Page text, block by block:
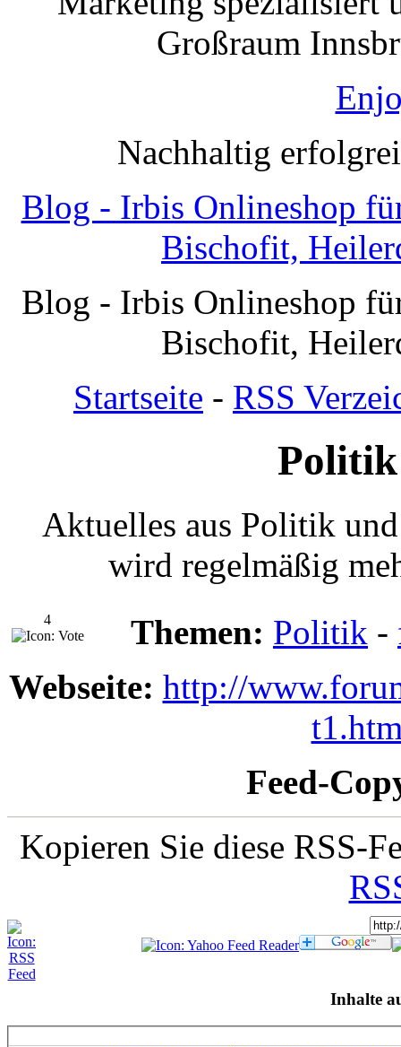
Großraum
Nachhaltig
Blog - Irbis Onlineshop
Bischofit,
Blog - Irbis Onlineshop
Bischofit,
Startseite - RSS
Aktuelles aus Politik
wird regelmäßig
4 Themen: Politik -
Webseite: http://
Feed-
Kopieren Sie diese RSS-
Inhalte